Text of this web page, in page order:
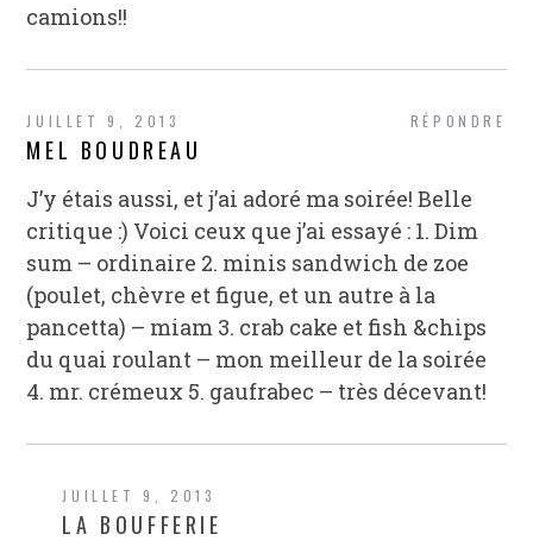
camions!!
RÉPONDRE
JUILLET 9, 2013
MEL BOUDREAU
J’y étais aussi, et j’ai adoré ma soirée! Belle
critique :) Voici ceux que j’ai essayé : 1. Dim
sum – ordinaire 2. minis sandwich de zoe
(poulet, chèvre et figue, et un autre à la
pancetta) – miam 3. crab cake et fish &chips
du quai roulant – mon meilleur de la soirée
4. mr. crémeux 5. gaufrabec – très décevant!
JUILLET 9, 2013
LA BOUFFERIE